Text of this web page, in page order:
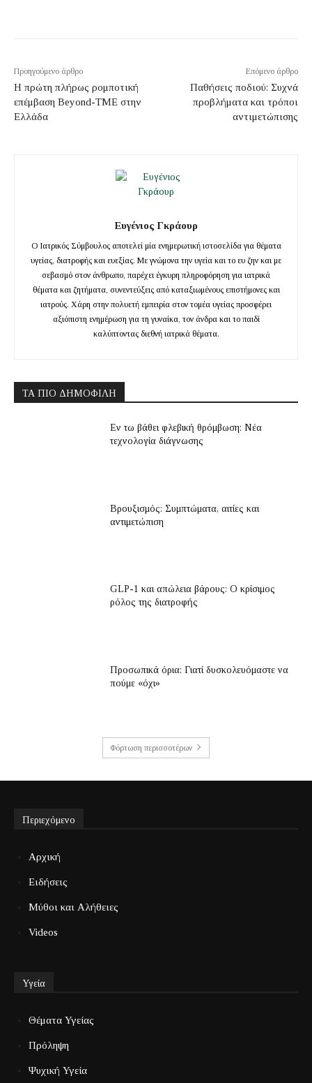
Προηγούμενο άρθρο
Η πρώτη πλήρως ρομποτική
επέμβαση Beyond-TME στην
Ελλάδα
Επόμενο άρθρο
Παθήσεις ποδιού: Συχνά
προβλήματα και τρόποι
αντιμετώπισης
Ευγένιος Γκράουρ
Ο Ιατρικός Σύμβουλος αποτελεί μία ενημερωτική ιστοσελίδα για θέματα
υγείας, διατροφής και ευεξίας. Με γνώμονα την υγεία και το ευ ζην και με
σεβασμό στον άνθρωπο, παρέχει έγκυρη πληροφόρηση για ιατρικά
θέματα και ζητήματα, συνεντεύξεις από καταξιωμένους επιστήμονες και
ιατρούς. Χάρη στην πολυετή εμπειρία στον τομέα υγείας προσφέρει
αξιόπιστη ενημέρωση για τη γυναίκα, τον άνδρα και το παιδί
καλύπτοντας διεθνή ιατρικά θέματα.
ΤΑ ΠΙΟ ΔΗΜΟΦΙΛΉ
Εν τω βάθει φλεβική θρόμβωση: Νέα
τεχνολογία διάγνωσης
Βρουξισμός: Συμπτώματα, αιτίες και
αντιμετώπιση
GLP-1 και απώλεια βάρους: Ο κρίσιμος
ρόλος της διατροφής
Προσωπικά όρια: Γιατί δυσκολευόμαστε να
πούμε «όχι»
Φόρτωση περισσοτέρων
Περιεχόμενο
Αρχική
Ειδήσεις
Μύθοι και Αλήθειες
Videos
Υγεία
Θέματα Υγείας
Πρόληψη
Ψυχική Υγεία